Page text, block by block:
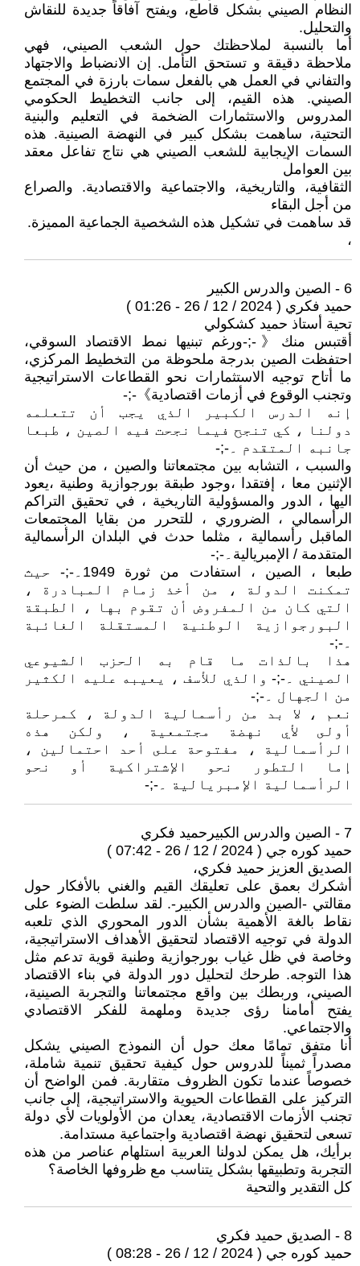
النظام الصيني بشكل قاطع، ويفتح آفاقاً جديدة للنقاش
والتحليل.
أما بالنسبة لملاحظتك حول الشعب الصيني، فهي
ملاحظة دقيقة و تستحق التأمل. إن الانضباط والاجتهاد
والتفاني في العمل هي بالفعل سمات بارزة في المجتمع
الصيني. هذه القيم، إلى جانب التخطيط الحكومي
المدروس والاستثمارات الضخمة في التعليم والبنية
التحتية، ساهمت بشكل كبير في النهضة الصينية. هذه
السمات الإيجابية للشعب الصيني هي نتاج تفاعل معقد
بين العوامل
الثقافية، والتاريخية، والاجتماعية والاقتصادية. والصراع
من أجل البقاء
قد ساهمت في تشكيل هذه الشخصية الجماعية المميزة.
،
6 - الصين والدرس الكبير
حميد فكري ( 2024 / 12 / 26 - 01:26 )
تحية أستاذ حميد كشكولي
أقتبس منك《-;-ورغم تبنيها نمط الاقتصاد السوقي،
احتفظت الصين بدرجة ملحوظة من التخطيط المركزي،
ما أتاح توجيه الاستثمارات نحو القطاعات الاستراتيجية
وتجنب الوقوع في أزمات اقتصادية》-;-
إنه الدرس الكبير الذي يجب أن تتعلمه
دولنا ، كي تنجح فيما نجحت فيه الصين ، طبعا
جانبه المتقدم ۔-;-
والسبب ، التشابه بين مجتمعاتنا والصين ، من حيث أن
الإثنين معا ، إفتقدا ،وجود طبقة بورجوازية وطنية ،يعود
اليها ، الدور والمسؤولية التاريخية ، في تحقيق التراكم
الرأسمالي ، الضروري ، للتحرر من بقايا المجتمعات
الماقبل رأسمالية ، مثلما حدث في البلدان الرأسمالية
المتقدمة / الإمبريالية۔-;-
طبعا ، الصين ، استفادت من ثورة 1949۔-;- حيث
تمكنت الدولة ، من أخذ زمام المبادرة ،
التي كان من المفروض أن تقوم بها ، الطبقة
البورجوازية الوطنية المستقلة الغائبة
۔-;-
هذا بالذات ما قام به الحزب الشيوعي
الصيني ۔-;- والذي للأسف ، يعيبه عليه الكثير
من الجهال ۔-;-
نعم ، لا بد من رأسمالية الدولة ، كمرحلة
أولى لأي نهضة مجتمعية ، ولكن هذه
الرأسمالية ، مفتوحة على أحد احتمالين ،
إما التطور نحو الإشتراكية أو نحو
الرأسمالية الإمبريالية ۔-;-
7 - الصين والدرس الكبيرحميد فكري
حميد كوره جي ( 2024 / 12 / 26 - 07:42 )
الصديق العزيز حميد فكري،
أشكرك بعمق على تعليقك القيم والغني بالأفكار حول
مقالتي -الصين والدرس الكبير-. لقد سلطت الضوء على
نقاط بالغة الأهمية بشأن الدور المحوري الذي تلعبه
الدولة في توجيه الاقتصاد لتحقيق الأهداف الاستراتيجية،
وخاصة في ظل غياب بورجوازية وطنية قوية تدعم مثل
هذا التوجه. طرحك لتحليل دور الدولة في بناء الاقتصاد
الصيني، وربطك بين واقع مجتمعاتنا والتجربة الصينية،
يفتح أمامنا رؤى جديدة وملهمة للفكر الاقتصادي
والاجتماعي.
أنا متفق تمامًا معك حول أن النموذج الصيني يشكل
مصدراً ثميناً للدروس حول كيفية تحقيق تنمية شاملة،
خصوصاً عندما تكون الظروف متقاربة. فمن الواضح أن
التركيز على القطاعات الحيوية والاستراتيجية، إلى جانب
تجنب الأزمات الاقتصادية، يعدان من الأولويات لأي دولة
تسعى لتحقيق نهضة اقتصادية واجتماعية مستدامة.
برأيك، هل يمكن لدولنا العربية استلهام عناصر من هذه
التجربة وتطبيقها بشكل يتناسب مع ظروفها الخاصة؟
كل التقدير والتحية
8 - الصديق حميد فكري
حميد كوره جي ( 2024 / 12 / 26 - 08:28 )